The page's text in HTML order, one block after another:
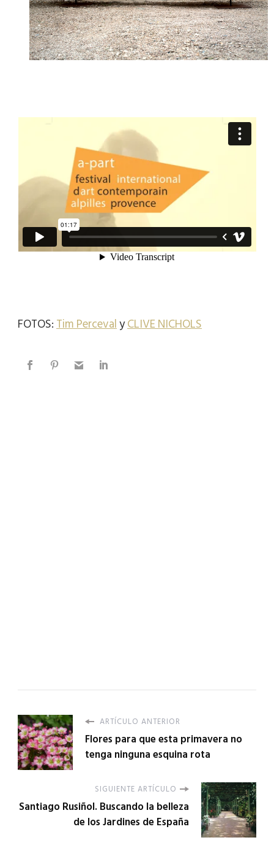
FOTOS:Tim PercevalyCLIVE NICHOLS
ARTÍCULO ANTERIOR
Flores para que esta primavera no
tenga ninguna esquina rota
SIGUIENTE ARTÍCULO
Santiago Rusiñol. Buscando la belleza
de los Jardines de España